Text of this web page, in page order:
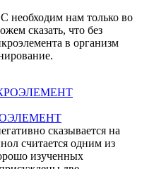
необходим нам только во
сказать, что без
в организм
сказывается на
считается одним из
изученных